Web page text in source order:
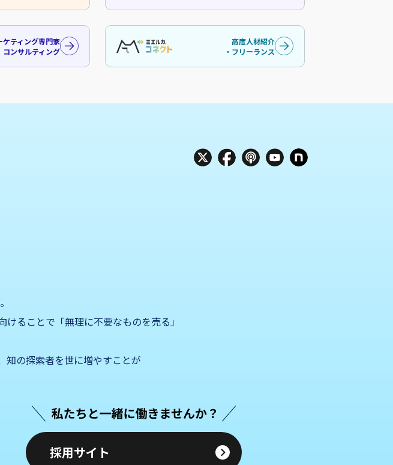
ケティング専門家
コンサルティング
高度人材紹介
・フリーランス
ることで「無理に不要なものを売る」
の探索者を世に増やすことが
採用サイト